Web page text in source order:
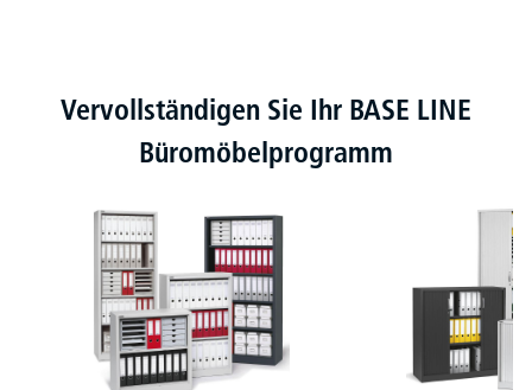
Produktgalerie überspringen
Vervollständigen Sie Ihr BASE LINE
Büromöbelprogramm